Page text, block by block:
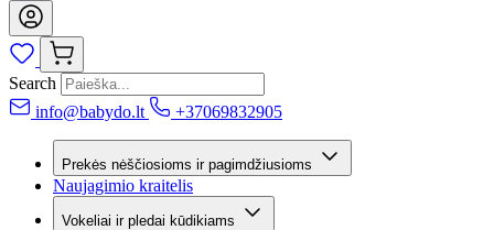
Search
info@babydo.lt
+37069832905
Prekės nėščiosioms ir pagimdžiusioms
Naujagimio kraitelis
Vokeliai ir pledai kūdikiams